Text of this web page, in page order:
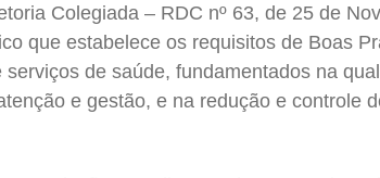
Colegiada – RDC nº 63, de 25 de
que estabelece os requisitos de Boas
serviços de saúde, fundamentados na
e gestão, e na redução e controle